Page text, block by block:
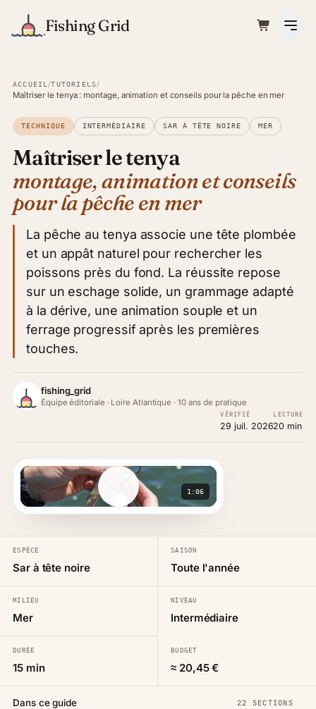
Fishing Grid
ACCUEIL /TUTORIELS/
Maîtriser le tenya : montage, animation et conseils pour la pêche en mer
TECHNIQUE INTERMÉDIAIRE SAR À TÊTE NOIRE MER
Maîtriser le tenya
montage, animation et conseils
pour la pêche en mer
La pêche au tenya associe une tête plombée
et un appât naturel pour rechercher les
poissons près du fond. La réussite repose
sur un eschage solide, un grammage adapté
à la dérive, une animation souple et un
ferrage progressif après les premières
touches.
fishing_grid
Équipe éditoriale · Loire Atlantique · 10 ans de pratique
VÉRIFIÉ
29 juil. 2026
LECTURE
20 min
1:06
ESPÈCE
Sar à tête noire
SAISON
Toute l'année
MILIEU
Mer
NIVEAU
Intermédiaire
DURÉE
15 min
BUDGET
≈ 20,45 €
Dans ce guide 22 SECTIONS